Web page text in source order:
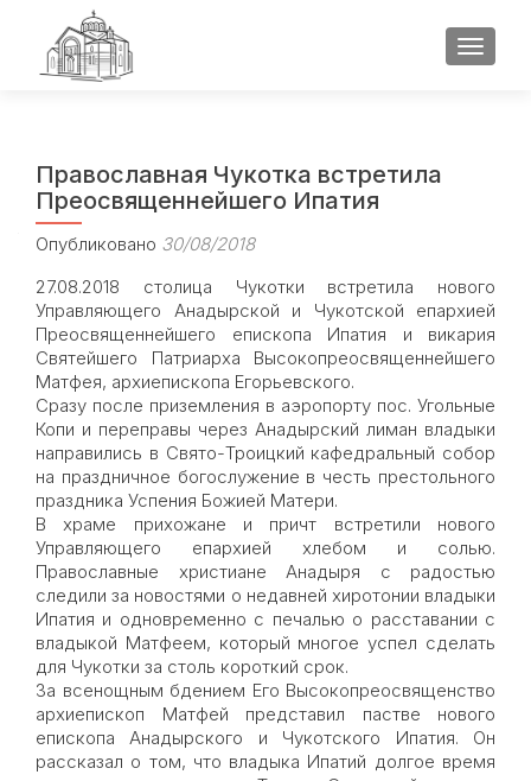
Православная Чукотка встретила
Преосвященнейшего Ипатия
Опубликовано 30/08/2018
27.08.2018 столица Чукотки встретила нового
Управляющего Анадырской и Чукотской епархией
Преосвященнейшего епископа Ипатия и викария
Святейшего Патриарха Высокопреосвященнейшего
Матфея, архиепископа Егорьевского.
Сразу после приземления в аэропорту пос. Угольные
Копи и переправы через Анадырский лиман владыки
направились в Свято-Троицкий кафедральный собор
на праздничное богослужение в честь престольного
праздника Успения Божией Матери.
В храме прихожане и причт встретили нового
Управляющего епархией хлебом и солью.
Православные христиане Анадыря с радостью
следили за новостями о недавней хиротонии владыки
Ипатия и одновременно с печалью о расставании с
владыкой Матфеем, который многое успел сделать
для Чукотки за столь короткий срок.
За всенощным бдением Его Высокопреосвященство
архиепископ Матфей представил пастве нового
епископа Анадырского и Чукотского Ипатия. Он
рассказал о том, что владыка Ипатий долгое время